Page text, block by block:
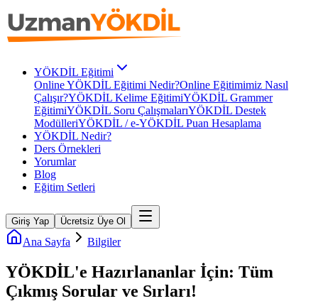
YÖKDİL Eğitimi
Online YÖKDİL Eğitimi Nedir?Online Eğitimimiz Nasıl
Çalışır?YÖKDİL Kelime EğitimiYÖKDİL Grammer
EğitimiYÖKDİL Soru ÇalışmalarıYÖKDİL Destek
ModülleriYÖKDİL / e-YÖKDİL Puan Hesaplama
YÖKDİL Nedir?
Ders Örnekleri
Yorumlar
Blog
Eğitim Setleri
Giriş Yap Ücretsiz Üye Ol
Ana Sayfa Bilgiler
YÖKDİL'e Hazırlananlar İçin: Tüm
Çıkmış Sorular ve Sırları!